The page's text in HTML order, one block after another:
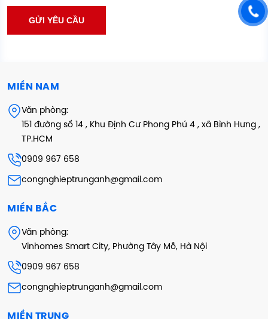
MIỀN NAM
Văn phòng:
151 đường số 14 , Khu Định Cư Phong Phú 4 , xã Bình Hưng ,
TP.HCM
0909 967 658
congnghieptrunganh@gmail.com
MIỀN BẮC
Văn phòng:
Vinhomes Smart City, Phường Tây Mỗ, Hà Nội
0909 967 658
congnghieptrunganh@gmail.com
MIỀN TRUNG